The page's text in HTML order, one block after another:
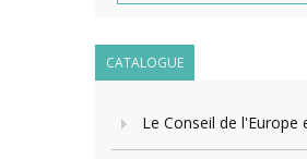
CATALOGUE
Le Conseil de l'Europe